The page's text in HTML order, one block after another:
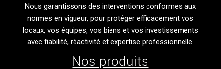
Nous garantissons des interventions conformes aux
normes en vigueur, pour protéger efficacement vos
locaux, vos équipes, vos biens et vos investissements
avec fiabilité, réactivité et expertise professionnelle.
Nos produits